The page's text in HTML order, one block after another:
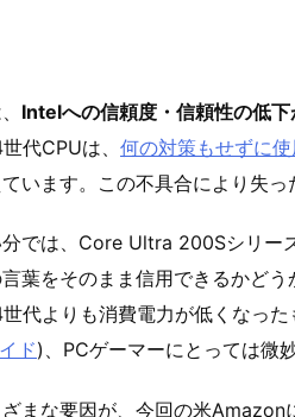
Intelへの信頼度・信頼性の低下
代CPUは、 何の対策もせずに
います。この不具合により失
では、Core Ultra 200Sシリー
葉をそのまま信用できるかど
代よりも消費電力が低くなっ
ド)、PCゲーマーにとっては微
まな要因が、今回の米